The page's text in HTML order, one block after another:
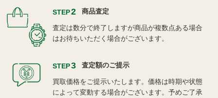
STEP2 商品査定
査定は数分で終了しますが商品が複数点ある場合
はお待ちいただく場合がございます。
STEP3 査定額のご提示
買取価格をご提示いたします。価格は時期や状態
によって変動する場合がございます。予めご了承